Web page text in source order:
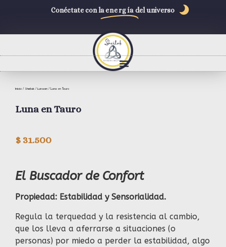
Conéctate con la energía del universo
Inicio / Sheilak / Luna en / Luna en Tauro
Luna en Tauro
$ 31.500
El Buscador de Confort
Propiedad: Estabilidad y Sensorialidad.
Regula la terquedad y la resistencia al cambio,
que los lleva a aferrarse a situaciones (o
personas) por miedo a perder la estabilidad, algo